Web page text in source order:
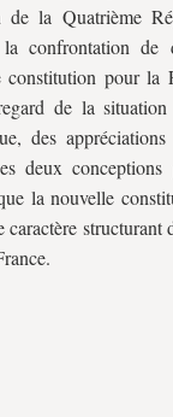
de la Quatrième
confrontation de
constitution pour la
de la
des
deux
la nouvelle
structurant